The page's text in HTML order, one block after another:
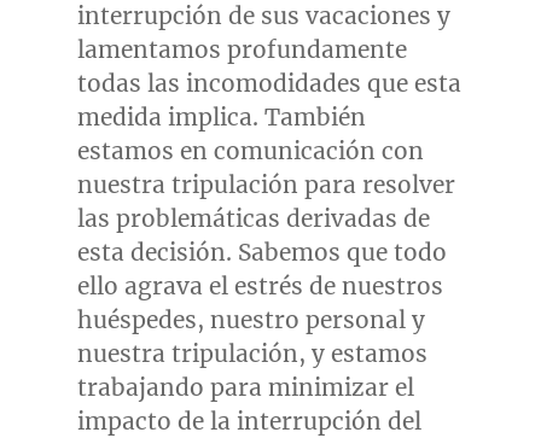
interrupción de sus vacaciones y
lamentamos profundamente
todas las incomodidades que esta
medida implica. También
estamos en comunicación con
nuestra tripulación para resolver
las problemáticas derivadas de
esta decisión. Sabemos que todo
ello agrava el estrés de nuestros
huéspedes, nuestro personal y
nuestra tripulación, y estamos
trabajando para minimizar el
impacto de la interrupción del